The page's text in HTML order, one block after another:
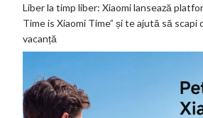
Liber la timp liber: Xiaomi lansează
Time is Xiaomi Time” și te ajută să scapi
vacanță